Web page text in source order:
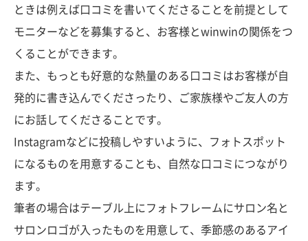
ときは例えば口コミを書いてくださることを前提として
モニターなどを募集すると、お客様とwinwinの関係をつ
くることができます。
また、もっとも好意的な熱量のある口コミはお客様が自
発的に書き込んでくださったり、ご家族様やご友人の方
にお話してくださることです。
Instagramなどに投稿しやすいように、フォトスポット
になるものを用意することも、自然な口コミにつながり
ます。
筆者の場合はテーブル上にフォトフレームにサロン名と
サロンロゴが入ったものを用意して、季節感のあるアイ